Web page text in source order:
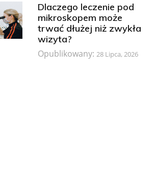
Dlaczego leczenie pod
mikroskopem może
trwać dłużej niż zwykła
wizyta?
Opublikowany:28 Lipca, 2026